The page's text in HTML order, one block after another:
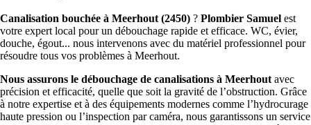
Canalisation bouchée à Meerhout (2450) ? Plombier Samuel est
votre expert local pour un débouchage rapide et efficace. WC, évier,
douche, égout... nous intervenons avec du matériel professionnel pour
résoudre tous vos problèmes à Meerhout.
Nous assurons le débouchage de canalisations à Meerhout avec
précision et efficacité, quelle que soit la gravité de l’obstruction. Grâce
à notre expertise et à des équipements modernes comme l’hydrocurage
haute pression ou l’inspection par caméra, nous garantissons un service